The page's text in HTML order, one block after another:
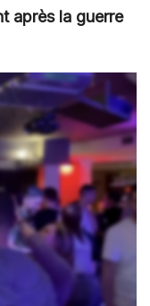
après la guerre